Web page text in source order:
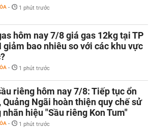
- 1 phút trước
hôm nay 7/8 giá gas 12kg tại TP
giảm bao nhiêu so với các khu vực
- 1 phút trước
riêng hôm nay 7/8: Tiếp tục ổn
Quảng Ngãi hoàn thiện quy chế sử
nhãn hiệu "Sầu riêng Kon Tum"
- 1 phút trước